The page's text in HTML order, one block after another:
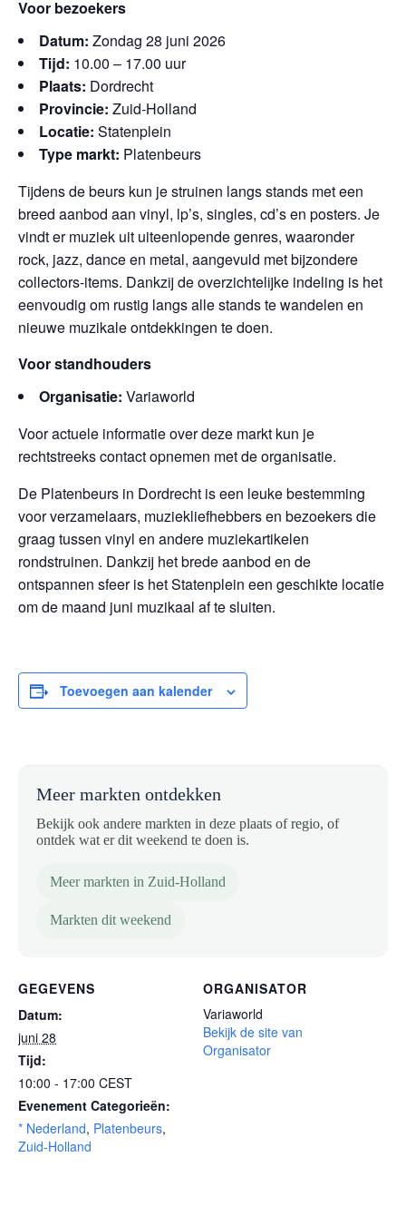
Voor bezoekers
Datum: Zondag 28 juni 2026
Tijd: 10.00 – 17.00 uur
Plaats: Dordrecht
Provincie: Zuid-Holland
Locatie: Statenplein
Type markt: Platenbeurs
Tijdens de beurs kun je struinen langs stands met een
breed aanbod aan vinyl, lp’s, singles, cd’s en posters. Je
vindt er muziek uit uiteenlopende genres, waaronder
rock, jazz, dance en metal, aangevuld met bijzondere
collectors-items. Dankzij de overzichtelijke indeling is het
eenvoudig om rustig langs alle stands te wandelen en
nieuwe muzikale ontdekkingen te doen.
Voor standhouders
Organisatie: Variaworld
Voor actuele informatie over deze markt kun je
rechtstreeks contact opnemen met de organisatie.
De Platenbeurs in Dordrecht is een leuke bestemming
voor verzamelaars, muziekliefhebbers en bezoekers die
graag tussen vinyl en andere muziekartikelen
rondstruinen. Dankzij het brede aanbod en de
ontspannen sfeer is het Statenplein een geschikte locatie
om de maand juni muzikaal af te sluiten.
Toevoegen aan kalender
Meer markten ontdekken
Bekijk ook andere markten in deze plaats of regio, of
ontdek wat er dit weekend te doen is.
Meer markten in Zuid-Holland
Markten dit weekend
GEGEVENS
Datum:
juni 28
Tijd:
10:00 - 17:00 CEST
Evenement Categorieën:
* Nederland, Platenbeurs,
Zuid-Holland
ORGANISATOR
Variaworld
Bekijk de site van
Organisator